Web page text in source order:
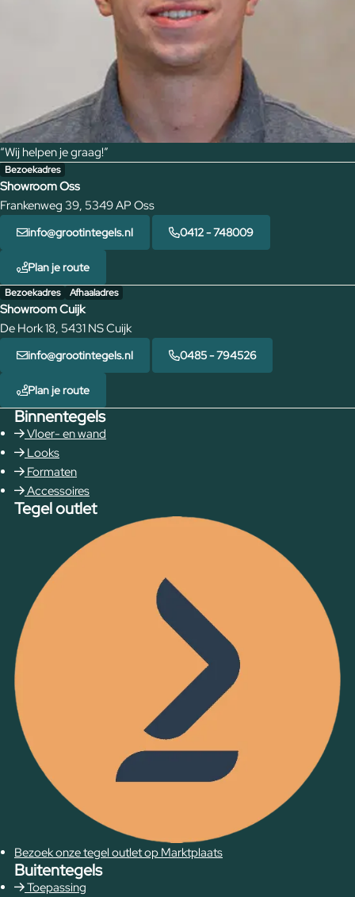
“Wij helpen je graag!”
Bezoekadres
Showroom Oss
Frankenweg 39, 5349 AP Oss
info@grootintegels.nl 0412 - 748009
Plan je route
Bezoekadres Afhaaladres
Showroom Cuijk
De Hork 18, 5431 NS Cuijk
info@grootintegels.nl 0485 - 794526
Plan je route
Binnentegels
Vloer- en wand
Looks
Formaten
Accessoires
Tegel outlet
Bezoek onze tegel outlet op Marktplaats
Buitentegels
Toepassing